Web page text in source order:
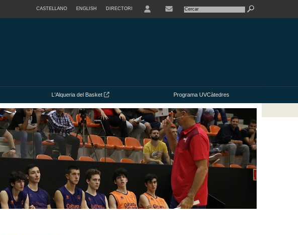
CASTELLANO ENGLISH DIRECTORI
L'Alqueria del Basket Programa UVCàtedres